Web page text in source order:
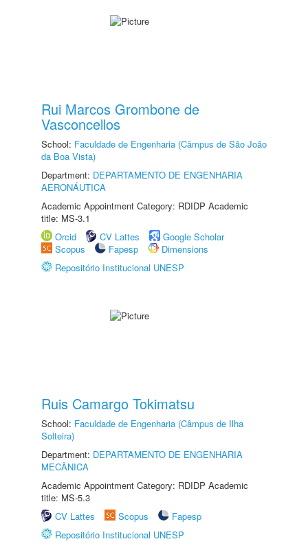
Rui Marcos Grombone de
Vasconcellos
School: Faculdade de Engenharia (Câmpus de São João
da Boa Vista)
Department: DEPARTAMENTO DE ENGENHARIA
AERONÁUTICA
Academic Appointment Category: RDIDP Academic
title: MS-3.1
Orcid
CV Lattes
Google Scholar
Scopus
Fapesp
Dimensions
Repositório Institucional UNESP
Ruis Camargo Tokimatsu
School: Faculdade de Engenharia (Câmpus de Ilha
Solteira)
Department: DEPARTAMENTO DE ENGENHARIA
MECÂNICA
Academic Appointment Category: RDIDP Academic
title: MS-5.3
CV Lattes
Scopus
Fapesp
Repositório Institucional UNESP